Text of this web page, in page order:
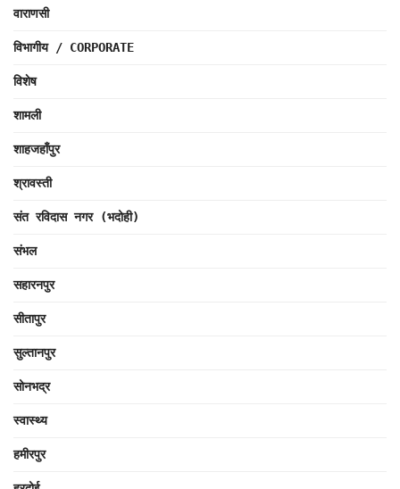
वाराणसी
विभागीय / CORPORATE
विशेष
शामली
शाहजहाँपुर
श्रावस्ती
संत रविदास नगर (भदोही)
संभल
सहारनपुर
सीतापुर
सुल्तानपुर
सोनभद्र
स्वास्थ्य
हमीरपुर